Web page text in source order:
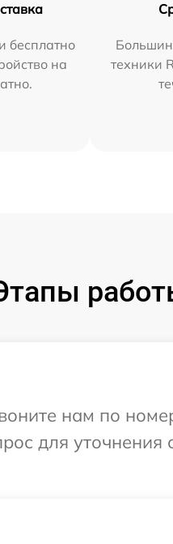
бесплатно
на
техники
нам по
для уточнения